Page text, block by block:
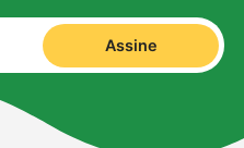
Assine